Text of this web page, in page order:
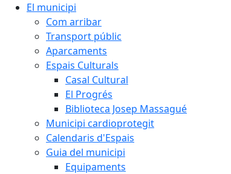
El municipi
Com arribar
Transport públic
Aparcaments
Espais Culturals
Casal Cultural
El Progrés
Biblioteca Josep Massagué
Municipi cardioprotegit
Calendaris d'Espais
Guia del municipi
Equipaments